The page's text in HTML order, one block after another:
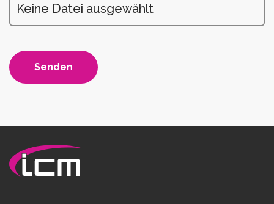
Keine Datei ausgewählt